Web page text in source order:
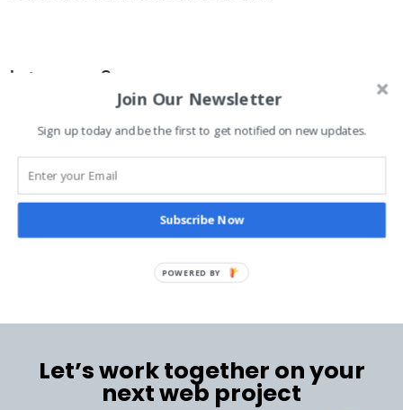
Interesse?
mogelijk.
Let’s work together on your
next web project
Join Our Newsletter
Sign up today and be the first to get notified on new updates.
Subscribe Now
POWERED BY